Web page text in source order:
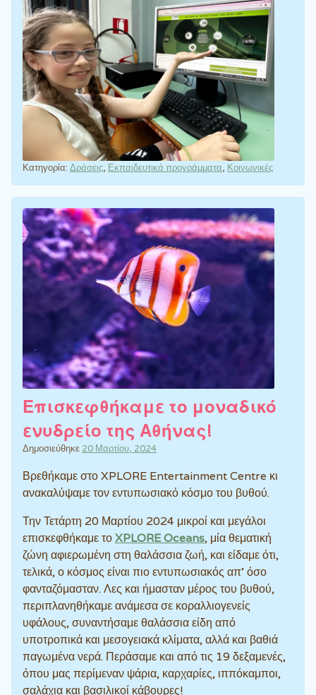
Κατηγορία: Δράσεις, Εκπαιδευτικά προγράμματα, Κοινωνικές
Επισκεφθήκαμε το μοναδικό
ενυδρείο της Αθήνας!
Δημοσιεύθηκε 20 Μαρτίου, 2024
Βρεθήκαμε στο XPLORE Entertainment Centre κι
ανακαλύψαμε τον εντυπωσιακό κόσμο του βυθού.
Την Τετάρτη 20 Μαρτίου 2024 μικροί και μεγάλοι
επισκεφθήκαμε τοXPLORE Oceans, μία θεματική
ζώνη αφιερωμένη στη θαλάσσια ζωή, και είδαμε ότι,
τελικά, ο κόσμος είναι πιο εντυπωσιακός απ’ όσο
φανταζόμασταν. Λες και ήμασταν μέρος του βυθού,
περιπλανηθήκαμε ανάμεσα σε κοραλλιογενείς
υφάλους, συναντήσαμε θαλάσσια είδη από
υποτροπικά και μεσογειακά κλίματα, αλλά και βαθιά
παγωμένα νερά. Περάσαμε και από τις 19 δεξαμενές,
όπου μας περίμεναν ψάρια, καρχαρίες, ιππόκαμποι,
σαλάχια και βασιλικοί κάβουρες!